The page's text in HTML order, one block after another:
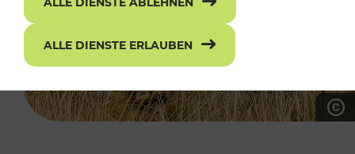
ALLE DIENSTE ERLAUBEN